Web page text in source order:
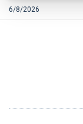
6/8/2026